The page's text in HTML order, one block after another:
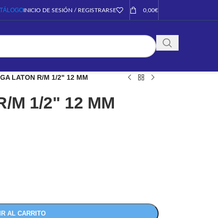
INICIO DE SESIÓN / REGISTRARSE 0,00€
LATON R/M 1/2" 12 MM
M 1/2" 12 MM
AL CARRITO